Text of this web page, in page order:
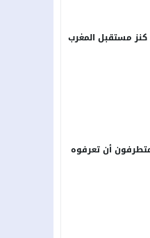
مستقبل المغرب
أن تعرفوه